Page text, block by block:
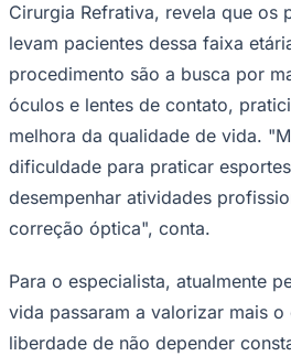
Cirurgia Refrativa, revela que os
levam pacientes dessa faixa
procedimento são a busca por
óculos e lentes de contato,
melhora da qualidade de vida.
dificuldade para praticar
desempenhar atividades
correção óptica", conta.
Para o especialista, atualmente
vida passaram a valorizar mais
liberdade de não depender